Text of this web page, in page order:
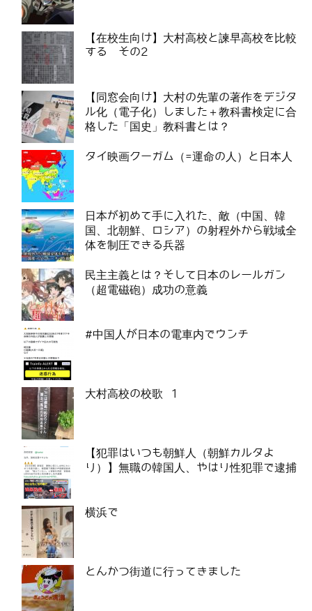
【在校生向け】大村高校と諫早高校を比較
する その2
【同窓会向け】大村の先輩の著作をデジタ
ル化（電子化）しました＋教科書検定に合
格した「国史」教科書とは？
タイ映画クーガム（=運命の人）と日本人
日本が初めて手に入れた、敵（中国、韓
国、北朝鮮、ロシア）の射程外から戦域全
体を制圧できる兵器
民主主義とは？そして日本のレールガン
（超電磁砲）成功の意義
#中国人が日本の電車内でウンチ
大村高校の校歌 1
【犯罪はいつも朝鮮人（朝鮮カルタよ
り）】無職の韓国人、やはり性犯罪で逮捕
横浜で
とんかつ街道に行ってきました